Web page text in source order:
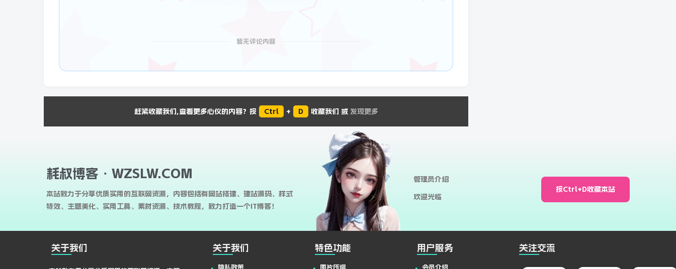
暂无评论内容
赶紧收藏我们,查看更多心仪的内容？按 Ctrl + D 收藏我们 或发现更多
耗叔博客・WZSLW.COM
本站致力于分享优质实用的互联网资源，内容包括有网站搭建、建站源码、样式
特效、主题美化、实用工具、素材资源、技术教程，致力打造一个IT博客！
按Ctrl+D收藏本站
管理员介绍
欢迎光临
关于我们 关于我们
隐私政策
特色功能
图片压缩
用户服务
会员介绍
关注交流